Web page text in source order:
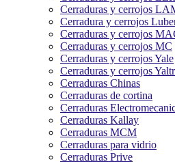
Cerraduras y cerrojos
Cerradura y cerrojos
Cerraduras y cerrojos
Cerraduras y cerrojos MC
Cerraduras y cerrojos Yale
Cerraduras y cerrojos
Cerraduras Chinas
Cerraduras de cortina
Cerraduras
Cerraduras Kallay
Cerraduras MCM
Cerraduras para vidrio
Cerraduras Prive